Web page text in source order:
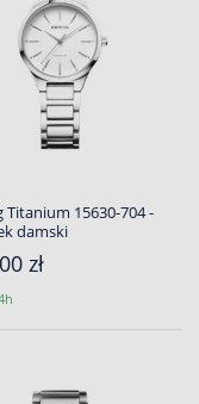
Titanium 15630-704 -
damski
zł